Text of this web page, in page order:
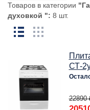
Товаров в категории
духовкой ": 8 шт.
СТ-
22890